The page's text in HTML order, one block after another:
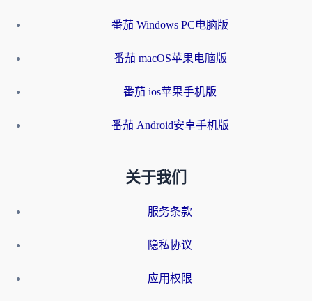
番茄 Windows PC电脑版
番茄 macOS苹果电脑版
番茄 ios苹果手机版
番茄 Android安卓手机版
关于我们
服务条款
隐私协议
应用权限